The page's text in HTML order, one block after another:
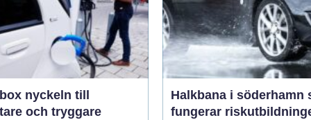
till
och tryggare
Halkbana i söderhamn så
fungerar